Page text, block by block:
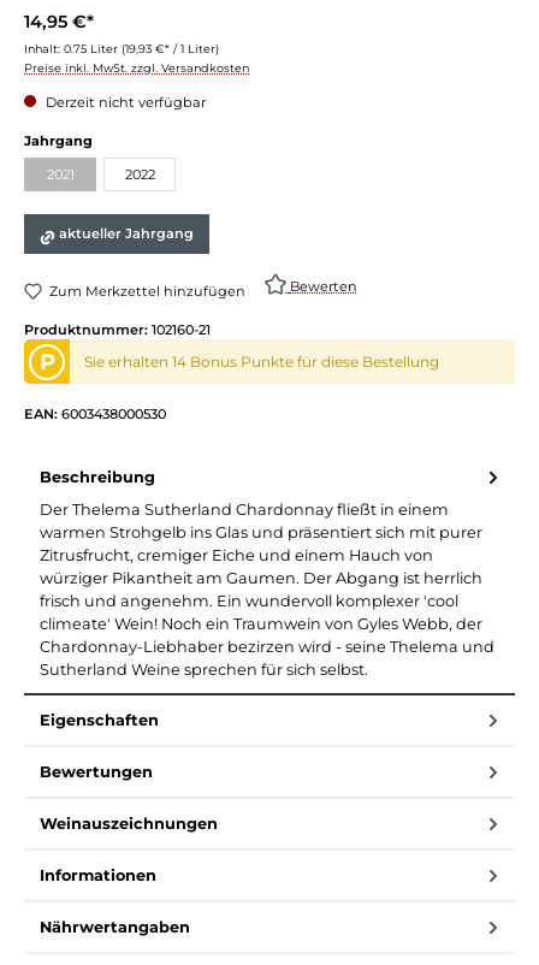
14,95 €*
Inhalt: 0.75 Liter (19,93 €* / 1 Liter)
Preise inkl. MwSt. zzgl. Versandkosten
Derzeit nicht verfügbar
Jahrgang
2021(Diese Option ist zurzeit nicht verfügbar.)
2022
aktueller Jahrgang
Zum Merkzettel hinzufügen Bewerten
Produktnummer: 102160-21
P Sie erhalten 14 Bonus Punkte für diese Bestellung
EAN: 6003438000530
Beschreibung
Der Thelema Sutherland Chardonnay fließt in einem
warmen Strohgelb ins Glas und präsentiert sich mit purer
Zitrusfrucht, cremiger Eiche und einem Hauch von
würziger Pikantheit am Gaumen. Der Abgang ist herrlich
frisch und angenehm. Ein wundervoll komplexer 'cool
climeate' Wein! Noch ein Traumwein von Gyles Webb, der
Chardonnay-Liebhaber bezirzen wird - seine Thelema und
Sutherland Weine sprechen für sich selbst.
Eigenschaften
Bewertungen
Weinauszeichnungen
Informationen
Nährwertangaben